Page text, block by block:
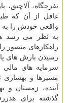
تفرجگاه، آلاچیق،
غافل از آن که
واقعی خودش را به
به نظر می رسد
راهکارهای متصور
رسیدن بارش های
سرمایه های
مسیرها و بهسازی
آینده، زمستان و
گذشته برای